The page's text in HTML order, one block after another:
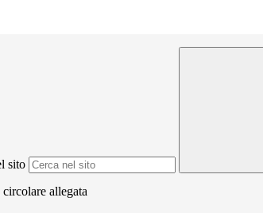
sito
allegata